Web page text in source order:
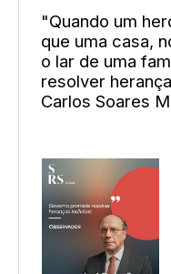
"Quando um
que uma casa,
o lar de uma
resolver
Carlos Soares